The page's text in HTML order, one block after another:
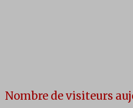
Nombre de visiteurs